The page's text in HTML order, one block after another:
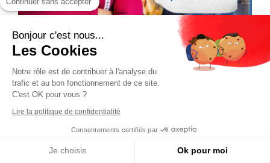
Bonjour c'est nous...
Les Cookies
Notre rôle est de contribuer à l'analyse du
trafic et au bon fonctionnement de ce site.
C'est OK pour vous ?
Lire la politique de confidentialité
Consentements certifiés par
Je choisis Ok pour moi